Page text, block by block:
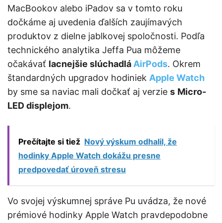
MacBookov alebo iPadov sa v tomto roku
dočkáme aj uvedenia ďalších zaujímavých
produktov z dielne jablkovej spoločnosti. Podľa
technického analytika Jeffa Pua môžeme
očakávať lacnejšie slúchadlá AirPods. Okrem
štandardných upgradov hodiniek Apple Watch
by sme sa naviac mali dočkať aj verzie s Micro-
LED displejom.
Prečítajte si tiež Nový výskum odhalil, že
hodinky Apple Watch dokážu presne
predpovedať úroveň stresu
Vo svojej výskumnej správe Pu uvádza, že nové
prémiové hodinky Apple Watch pravdepodobne